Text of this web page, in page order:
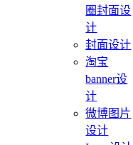
圈封面设
计
封面设计
淘宝
banner设
计
微博图片
设计